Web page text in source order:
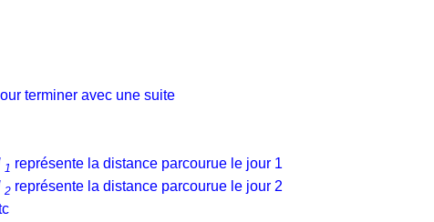
terminer avec une suite
1 représente la distance parcourue le jour 1
2 représente la distance parcourue le jour 2